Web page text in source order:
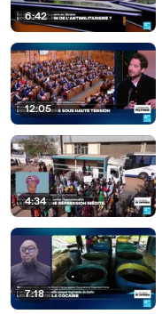
6:42
12:05
4:34
7:18